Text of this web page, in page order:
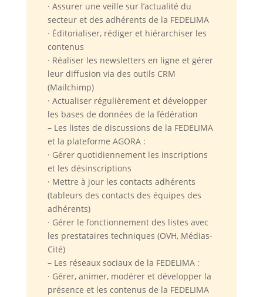
· Assurer une veille sur l’actualité du
secteur et des adhérents de la FEDELIMA
· Éditorialiser, rédiger et hiérarchiser les
contenus
· Réaliser les newsletters en ligne et gérer
leur diffusion via des outils CRM
(Mailchimp)
· Actualiser régulièrement et développer
les bases de données de la fédération
–Les listes de discussions de la FEDELIMA
et la plateforme AGORA :
· Gérer quotidiennement les inscriptions
et les désinscriptions
· Mettre à jour les contacts adhérents
(tableurs des contacts des équipes des
adhérents)
· Gérer le fonctionnement des listes avec
les prestataires techniques (OVH, Médias-
Cité)
–Les réseaux sociaux de la FEDELIMA :
· Gérer, animer, modérer et développer la
présence et les contenus de la FEDELIMA